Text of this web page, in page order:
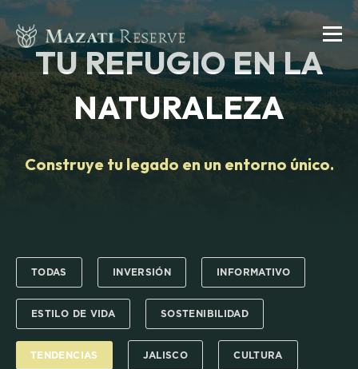
TU REFUGIO EN LA
NATURALEZA
Construye tu legado en un entorno único.
TODAS INVERSIÓN INFORMATIVO
ESTILO DE VIDA SOSTENIBILIDAD
TENDENCIAS JALISCO CULTURA